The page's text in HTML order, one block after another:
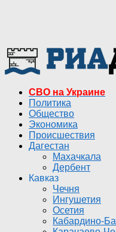
СВО на Украине
Политика
Общество
Экономика
Происшествия
Дагестан
Махачкала
Дербент
Кавказ
Чечня
Ингушетия
Осетия
Кабардино-